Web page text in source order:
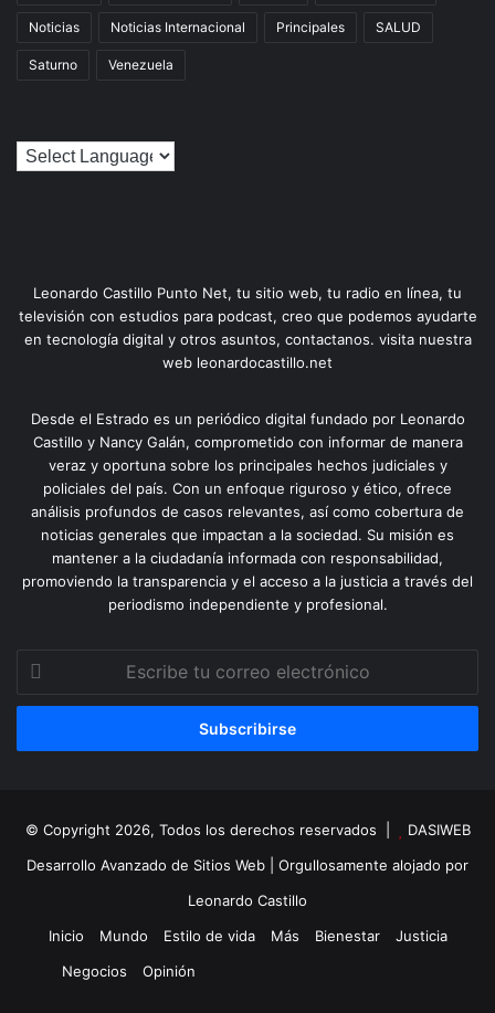
Noticias Noticias Internacional Principales SALUD
Saturno Venezuela
Leonardo Castillo Punto Net, tu sitio web, tu radio en línea, tu
televisión con estudios para podcast, creo que podemos ayudarte
en tecnología digital y otros asuntos, contactanos. visita nuestra
web leonardocastillo.net
Desde el Estrado es un periódico digital fundado por Leonardo
Castillo y Nancy Galán, comprometido con informar de manera
veraz y oportuna sobre los principales hechos judiciales y
policiales del país. Con un enfoque riguroso y ético, ofrece
análisis profundos de casos relevantes, así como cobertura de
noticias generales que impactan a la sociedad. Su misión es
mantener a la ciudadanía informada con responsabilidad,
promoviendo la transparencia y el acceso a la justicia a través del
periodismo independiente y profesional.
correo
© Copyright 2026, Todos los derechos reservados |
DASIWEB
Desarrollo Avanzado de Sitios Web | Orgullosamente alojado por
Leonardo Castillo
Inicio
Mundo Estilo de vida Más Bienestar
Justicia
Negocios
Opinión